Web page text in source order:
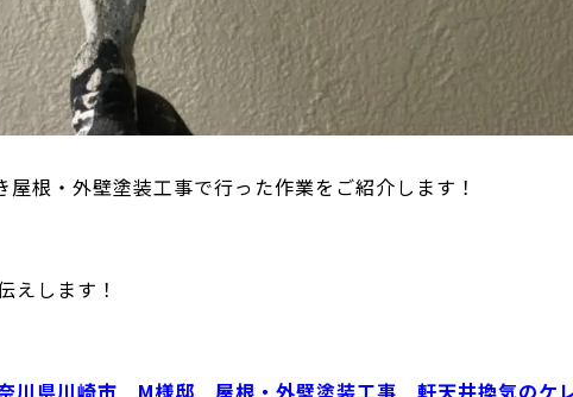
根・外壁塗装工事で行った作業をご紹介します！
えします！
奈川県川崎市 M様邸 屋根・外壁塗装工事 軒天井換気のケ